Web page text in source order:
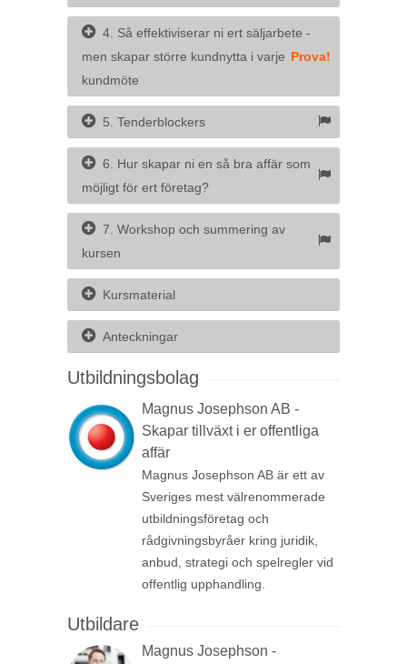
4. Så effektiviserar ni ert säljarbete -
men skapar större kundnytta i varje
kundmöte
Prova!
5. Tenderblockers
6. Hur skapar ni en så bra affär som
möjligt för ert företag?
7. Workshop och summering av
kursen
Kursmaterial
Anteckningar
Utbildningsbolag
Magnus Josephson AB -
Skapar tillväxt i er offentliga
affär
Magnus Josephson AB är ett av
Sveriges mest välrenommerade
utbildningsföretag och
rådgivningsbyråer kring juridik,
anbud, strategi och spelregler vid
offentlig upphandling.
Utbildare
Magnus Josephson -